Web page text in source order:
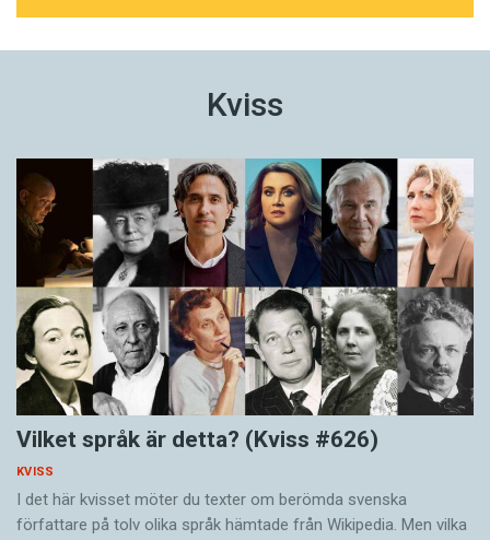
Kviss
Vilket språk är detta? (Kviss #626)
KVISS
I det här kvisset möter du texter om berömda svenska
författare på tolv olika språk hämtade från Wikipedia. Men vilka